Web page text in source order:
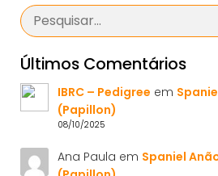
Últimos Comentários
IBRC – Pedigree em
(Papillon)
08/10/2025
Ana Paula em Spaniel